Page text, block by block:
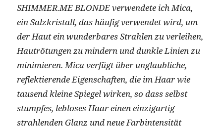
SHIMMER.ME BLONDE verwendete ich Mica,
ein Salzkristall, das häufig verwendet wird, um
der Haut ein wunderbares Strahlen zu verleihen,
Hautrötungen zu mindern und dunkle Linien zu
minimieren. Mica verfügt über unglaubliche,
reflektierende Eigenschaften, die im Haar wie
tausend kleine Spiegel wirken, so dass selbst
stumpfes, lebloses Haar einen einzigartig
strahlenden Glanz und neue Farbintensität